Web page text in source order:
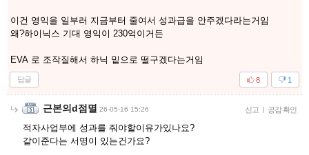
이건 영익을 일부러 지금부터 줄여서 성과급을 안주겠다라는거임
왜?하이닉스 기대 영익이 230억이거든
EVA 로 조작질해서 하닉 밑으로 떨구겠다는거임
답글 1
8
근본의d점멸 26-05-16 15:26 신고 | 공감 확인
적자사업부에 성과를 줘야할이유가있나요?
같이준다는 서명이 있는건가요?